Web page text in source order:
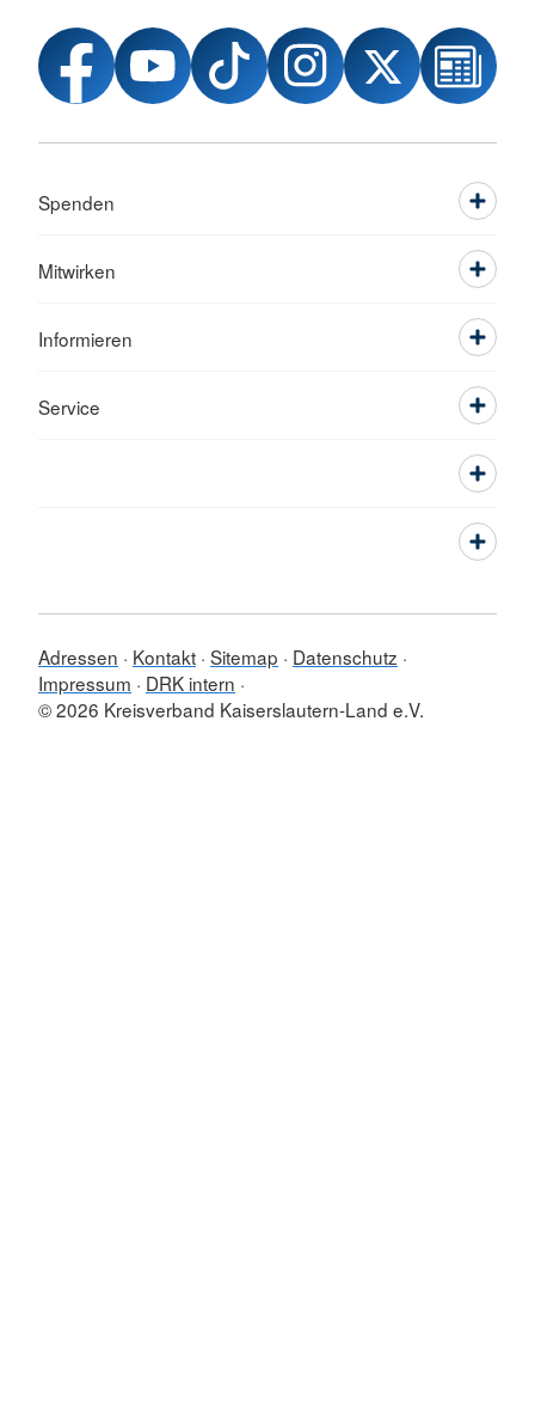
Spenden
Mitwirken
Informieren
Service
Adressen Kontakt Sitemap
Datenschutz
Impressum
DRK intern
© 2026 Kreisverband Kaiserslautern-Land e.V.